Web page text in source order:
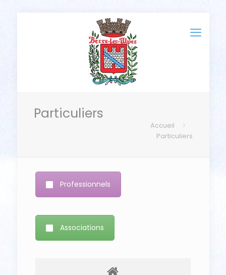
Particuliers
Accueil
Particuliers
Professionnels
Associations